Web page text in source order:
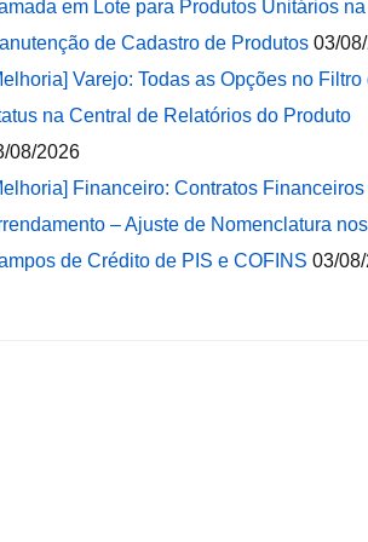
em Lote para Produtos Unitários na
de Cadastro de Produtos 03/
Varejo: Todas as Opções no Filtro
na Central de Relatórios do Produto
08/2026
Financeiro: Contratos Financeiros
– Ajuste de Nomenclatura nos
de Crédito de PIS e COFINS 03/